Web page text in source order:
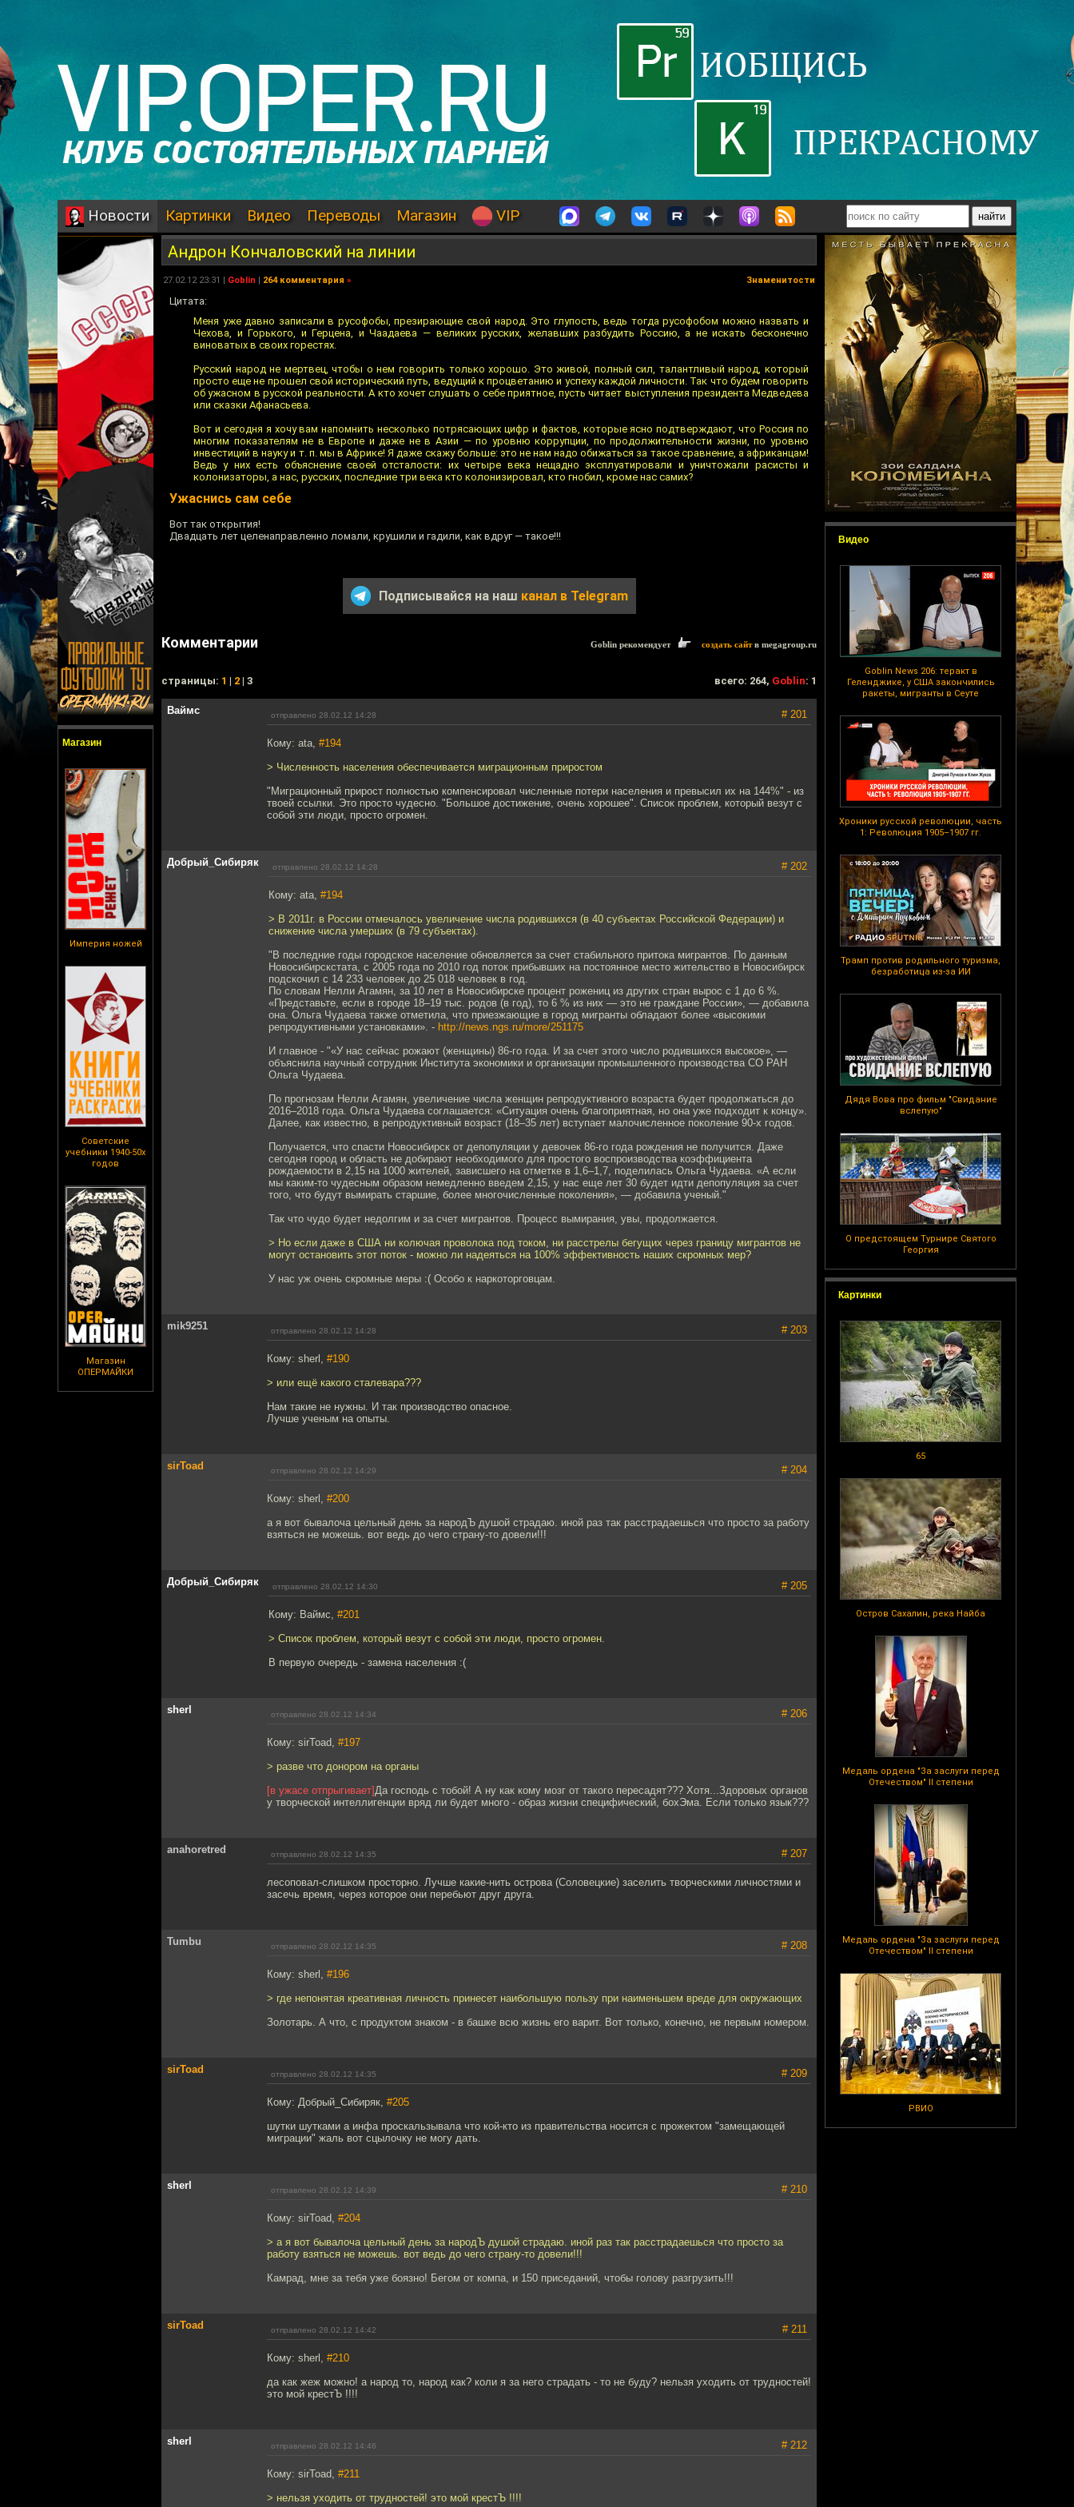
Новости Картинки Видео Переводы Магазин VIP
Магазин
Империя ножей
Советские
учебники 1940-50х
годов
Магазин
ОПЕРМАЙКИ
Видео
Goblin News 206: теракт в
Геленджике, у США закончились
ракеты, мигранты в Сеуте
Хроники русской революции, часть
1: Революция 1905–1907 гг.
Трамп против родильного туризма,
безработица из-за ИИ
Дядя Вова про фильм "Свидание
вслепую"
О предстоящем Турнире Святого
Георгия
Картинки
65
Остров Сахалин, река Найба
Медаль ордена "За заслуги перед
Отечеством" II степени
Медаль ордена "За заслуги перед
Отечеством" II степени
РВИО
Андрон Кончаловский на линии
27.02.12 23:31 | Goblin | 264 комментария » Знаменитости
Цитата:
Меня уже давно записали в русофобы, презирающие свой народ. Это глупость, ведь тогда русофобом можно назвать и
Чехова, и Горького, и Герцена, и Чаадаева — великих русских, желавших разбудить Россию, а не искать бесконечно
виноватых в своих горестях.
Русский народ не мертвец, чтобы о нем говорить только хорошо. Это живой, полный сил, талантливый народ, который
просто еще не прошел свой исторический путь, ведущий к процветанию и успеху каждой личности. Так что будем говорить
об ужасном в русской реальности. А кто хочет слушать о себе приятное, пусть читает выступления президента Медведева
или сказки Афанасьева.
Вот и сегодня я хочу вам напомнить несколько потрясающих цифр и фактов, которые ясно подтверждают, что Россия по
многим показателям не в Европе и даже не в Азии — по уровню коррупции, по продолжительности жизни, по уровню
инвестиций в науку и т. п. мы в Африке! Я даже скажу больше: это не нам надо обижаться за такое сравнение, а африканцам!
Ведь у них есть объяснение своей отсталости: их четыре века нещадно эксплуатировали и уничтожали расисты и
колонизаторы, а нас, русских, последние три века кто колонизировал, кто гнобил, кроме нас самих?
Ужаснись сам себе
Вот так открытия!
Двадцать лет целенаправленно ломали, крушили и гадили, как вдруг — такое!!!
Подписывайся на наш канал в Telegram
Комментарии Goblin рекомендует создать сайтв megagroup.ru
cтраницы: 1 | 2 | 3 всего: 264, Goblin: 1
Ваймс отправлено 28.02.12 14:28 # 201
Кому: ata, #194
> Численность населения обеспечивается миграционным приростом
"Миграционный прирост полностью компенсировал численные потери населения и превысил их на 144%" - из
твоей ссылки. Это просто чудесно. "Большое достижение, очень хорошее". Список проблем, который везут с
собой эти люди, просто огромен.
Добрый_Сибиряк отправлено 28.02.12 14:28 # 202
Кому: ata, #194
> В 2011г. в России отмечалось увеличение числа родившихся (в 40 субъектах Российской Федерации) и
снижение числа умерших (в 79 субъектах).
"В последние годы городское население обновляется за счет стабильного притока мигрантов. По данным
Новосибирскстата, с 2005 года по 2010 год поток прибывших на постоянное место жительство в Новосибирск
подскочил с 14 233 человек до 25 018 человек в год.
По словам Нелли Агамян, за 10 лет в Новосибирске процент рожениц из других стран вырос с 1 до 6 %.
«Представьте, если в городе 18–19 тыс. родов (в год), то 6 % из них — это не граждане России», — добавила
она. Ольга Чудаева также отметила, что приезжающие в город мигранты обладают более «высокими
репродуктивными установками». - http://news.ngs.ru/more/251175
И главное - "«У нас сейчас рожают (женщины) 86-го года. И за счет этого число родившихся высокое», —
объяснила научный сотрудник Института экономики и организации промышленного производства СО РАН
Ольга Чудаева.
По прогнозам Нелли Агамян, увеличение числа женщин репродуктивного возраста будет продолжаться до
2016–2018 года. Ольга Чудаева соглашается: «Ситуация очень благоприятная, но она уже подходит к концу».
Далее, как известно, в репродуктивный возраст (18–35 лет) вступает малочисленное поколение 90-х годов.
Получается, что спасти Новосибирск от депопуляции у девочек 86-го года рождения не получится. Даже
сегодня город и область не добирают необходимого для простого воспроизводства коэффициента
рождаемости в 2,15 на 1000 жителей, зависшего на отметке в 1,6–1,7, поделилась Ольга Чудаева. «А если
мы каким-то чудесным образом немедленно введем 2,15, у нас еще лет 30 будет идти депопуляция за счет
того, что будут вымирать старшие, более многочисленные поколения», — добавила ученый."
Так что чудо будет недолгим и за счет мигрантов. Процесс вымирания, увы, продолжается.
> Но если даже в США ни колючая проволока под током, ни расстрелы бегущих через границу мигрантов не
могут остановить этот поток - можно ли надеяться на 100% эффективность наших скромных мер?
У нас уж очень скромные меры :( Особо к наркоторговцам.
mik9251 отправлено 28.02.12 14:28 # 203
Кому: sherl, #190
> или ещё какого сталевара???
Нам такие не нужны. И так производство опасное.
Лучше ученым на опыты.
sirToad отправлено 28.02.12 14:29 # 204
Кому: sherl, #200
а я вот бывалоча цельный день за народЪ душой страдаю. иной раз так расстрадаешься что просто за работу
взяться не можешь. вот ведь до чего страну-то довели!!!
Добрый_Сибиряк отправлено 28.02.12 14:30 # 205
Кому: Ваймс, #201
> Список проблем, который везут с собой эти люди, просто огромен.
В первую очередь - замена населения :(
sherl отправлено 28.02.12 14:34 # 206
Кому: sirToad, #197
> разве что донором на органы
[в ужасе отпрыгивает]Да господь с тобой! А ну как кому мозг от такого пересадят??? Хотя...Здоровых органов
у творческой интеллигенции вряд ли будет много - образ жизни специфический, бохЭма. Если только язык???
anahoretred отправлено 28.02.12 14:35 # 207
лесоповал-слишком просторно. Лучше какие-нить острова (Соловецкие) заселить творческими личностями и
засечь время, через которое они перебьют друг друга.
Tumbu отправлено 28.02.12 14:35 # 208
Кому: sherl, #196
> где непонятая креативная личность принесет наибольшую пользу при наименьшем вреде для окружающих
Золотарь. А что, с продуктом знаком - в башке всю жизнь его варит. Вот только, конечно, не первым номером.
sirToad отправлено 28.02.12 14:35 # 209
Кому: Добрый_Сибиряк, #205
шутки шутками а инфа проскальзывала что кой-кто из правительства носится с прожектом "замещающей
миграции" жаль вот сцылочку не могу дать.
sherl отправлено 28.02.12 14:39 # 210
Кому: sirToad, #204
> а я вот бывалоча цельный день за народЪ душой страдаю. иной раз так расстрадаешься что просто за
работу взяться не можешь. вот ведь до чего страну-то довели!!!
Камрад, мне за тебя уже боязно! Бегом от компа, и 150 приседаний, чтобы голову разгрузить!!!
sirToad отправлено 28.02.12 14:42 # 211
Кому: sherl, #210
да как жеж можно! а народ то, народ как? коли я за него страдать - то не буду? нельзя уходить от трудностей!
это мой крестЪ !!!!
sherl отправлено 28.02.12 14:46 # 212
Кому: sirToad, #211
> нельзя уходить от трудностей! это мой крестЪ !!!!